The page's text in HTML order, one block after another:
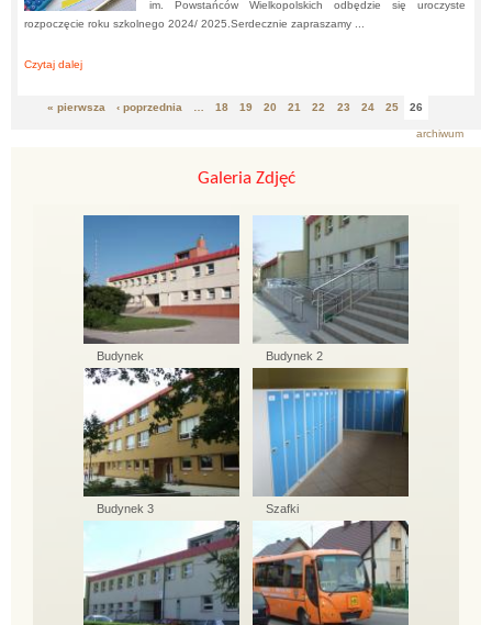
im. Powstańców Wielkopolskich odbędzie się uroczyste
rozpoczęcie roku szkolnego 2024/ 2025.Serdecznie zapraszamy ...
Czytaj dalej
« pierwsza ‹ poprzednia 18 19 20 21 22 23 24 25 26
archiwum
Galeria Zdjęć
Budynek Budynek 2
Budynek 3 Szafki